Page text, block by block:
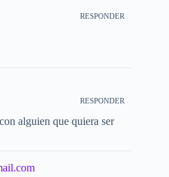
RESPONDER
RESPONDER
alguien que quiera ser